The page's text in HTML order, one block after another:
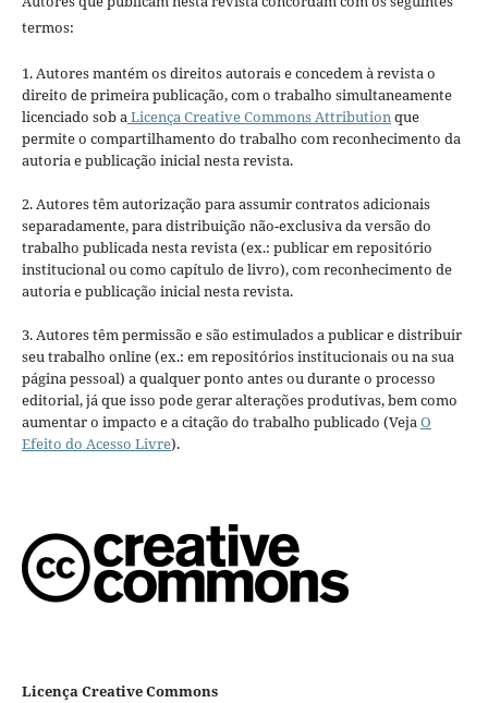
termos:
1. Autores mantém os direitos autorais e concedem à revista o
direito de primeira publicação, com o trabalho simultaneamente
licenciado sob aLicença Creative Commons Attributionque
permite o compartilhamento do trabalho com reconhecimento da
autoria e publicação inicial nesta revista.
2. Autores têm autorização para assumir contratos adicionais
separadamente, para distribuição não-exclusiva da versão do
trabalho publicada nesta revista (ex.: publicar em repositório
institucional ou como capítulo de livro), com reconhecimento de
autoria e publicação inicial nesta revista.
3. Autores têm permissão e são estimulados a publicar e distribuir
seu trabalho online (ex.: em repositórios institucionais ou na sua
página pessoal) a qualquer ponto antes ou durante o processo
editorial, já que isso pode gerar alterações produtivas, bem como
aumentar o impacto e a citação do trabalho publicado (VejaO
Efeito do Acesso Livre).
Licença Creative Commons